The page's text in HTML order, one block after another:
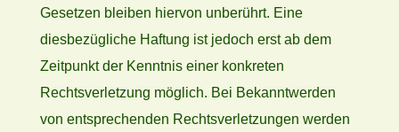
Gesetzen bleiben hiervon unberührt. Eine
diesbezügliche Haftung ist jedoch erst ab dem
Zeitpunkt der Kenntnis einer konkreten
Rechtsverletzung möglich. Bei Bekanntwerden
von entsprechenden Rechtsverletzungen werden